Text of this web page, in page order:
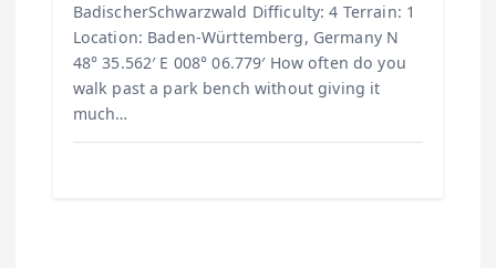
BadischerSchwarzwald Difficulty: 4 Terrain: 1
Location: Baden-Württemberg, Germany N
48° 35.562′ E 008° 06.779′ How often do you
walk past a park bench without giving it
much…